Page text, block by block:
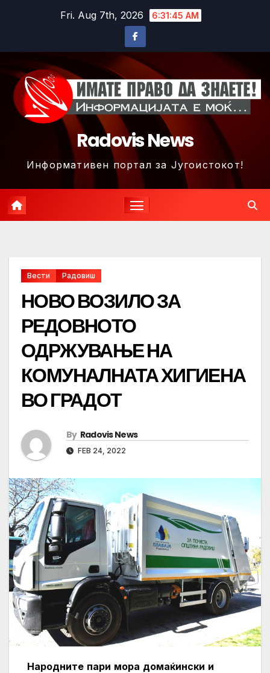
Fri. Aug 7th, 2026 6:31:48 AM
Radovis News
Информативен портал за Југоистокот!
Вести Радовиш
НОВО ВОЗИЛО ЗА
РЕДОВНОТО
ОДРЖУВАЊЕ НА
КОМУНАЛНАТА ХИГИЕНА
ВО ГРАДОТ
By Radovis News
FEB 24, 2022
Народните пари мора домаќински и